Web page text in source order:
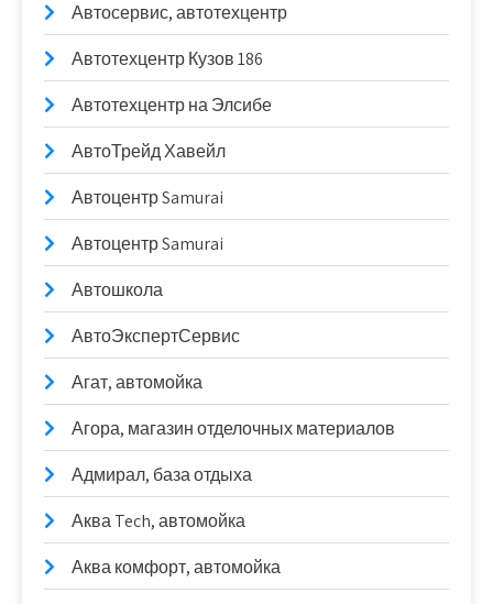
Автосервис, автотехцентр
Автотехцентр Кузов 186
Автотехцентр на Элсибе
АвтоТрейд Хавейл
Автоцентр Samurai
Автоцентр Samurai
Автошкола
АвтоЭкспертСервис
Агат, автомойка
Агора, магазин отделочных материалов
Адмирал, база отдыха
Аква Tech, автомойка
Аква комфорт, автомойка